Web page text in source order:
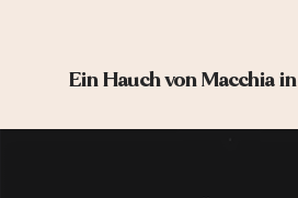
Ein Hauch von Macchia